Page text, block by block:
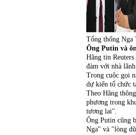
Tổng thống
Ông Putin và
Hãng tin
đàm với nhà
Trong cuộc gọi
dự kiến tổ chức
Theo Hãng
phương trong
tương lai".
Ông Putin cũng
Nga" và "lòng